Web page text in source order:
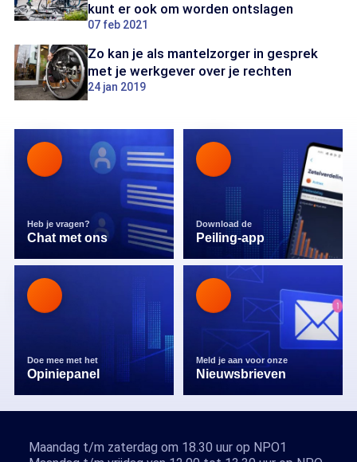
kunt er ook om worden ontslagen
07 feb 2021
Zo kan je als mantelzorger in gesprek
met je werkgever over je rechten
24 jan 2019
Heb je vragen?
Chat met ons
Download de
Peiling-app
Doe mee met het
Opiniepanel
Meld je aan voor onze
Nieuwsbrieven
Maandag t/m zaterdag om 18.30 uur op NPO1